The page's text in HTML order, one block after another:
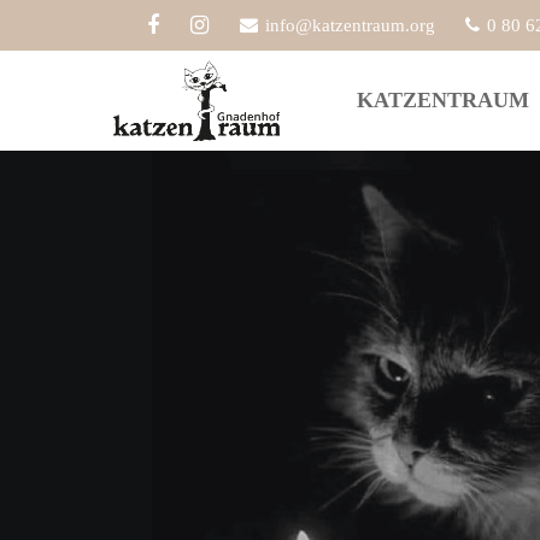
Der Eintrag "offcanvas-col1" existiert
leider nicht.
leider
info@katzentraum.org 0 80
KATZENTRAUM